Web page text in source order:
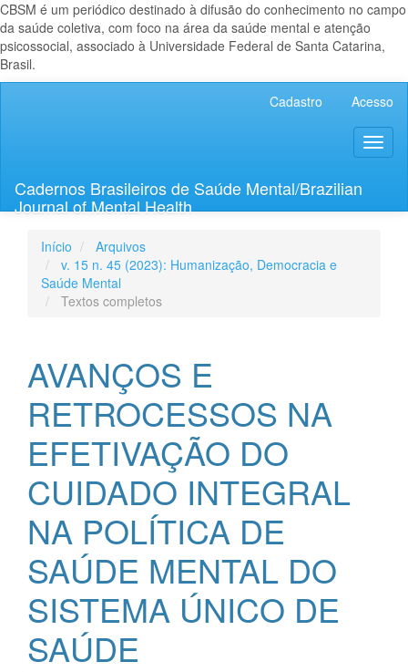
CBSM é um periódico destinado à difusão do conhecimento no campo
da saúde coletiva, com foco na área da saúde mental e atenção
psicossocial, associado à Universidade Federal de Santa Catarina,
Brasil.
Lateral
Cadastro Acesso
Cadernos Brasileiros de Saúde Mental/Brazilian
Journal of Mental Health
Início
Arquivos
v. 15 n. 45 (2023): Humanização, Democracia e
Saúde Mental
Textos completos
AVANÇOS E
RETROCESSOS NA
EFETIVAÇÃO DO
CUIDADO INTEGRAL
NA POLÍTICA DE
SAÚDE MENTAL DO
SISTEMA ÚNICO DE
SAÚDE